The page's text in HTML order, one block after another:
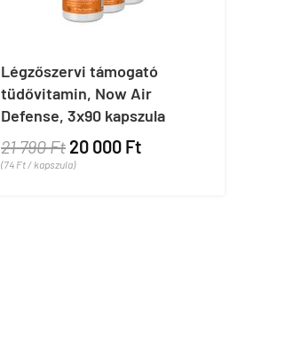
Légzőszervi támogató
tüdővitamin, Now Air
Defense, 3x90 kapszula
21 790 Ft 20 000 Ft
(74 Ft / kapszula)